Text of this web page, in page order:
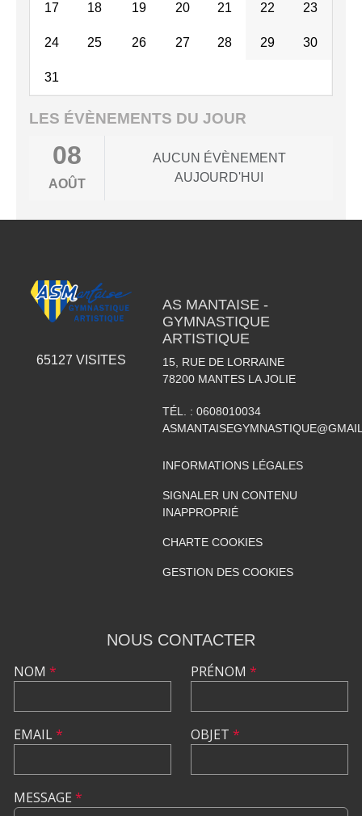
17 18 19 20 21 22 23
24 25 26 27 28 29 30
31
LES ÉVÈNEMENTS DU JOUR
08
AOÛT
AUCUN ÉVÈNEMENT
AUJOURD'HUI
65127 VISITES
AS MANTAISE -
GYMNASTIQUE
ARTISTIQUE
15, RUE DE LORRAINE
78200 MANTES LA JOLIE
TÉL. : 0608010034
INFORMATIONS LÉGALES
SIGNALER UN CONTENU
INAPPROPRIÉ
CHARTE COOKIES
GESTION DES COOKIES
NOUS CONTACTER
NOM *
EMAIL*
PRÉNOM *
OBJET *
MESSAGE *